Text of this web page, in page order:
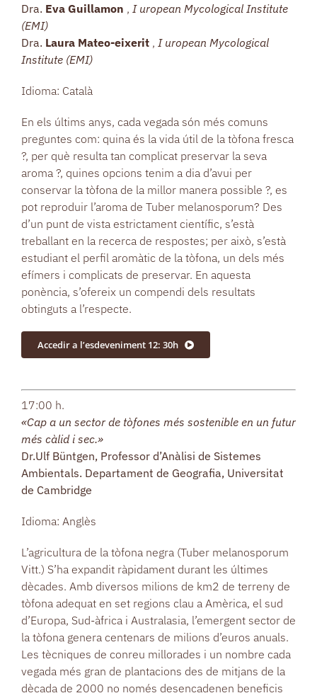
Dra. Eva Guillamon , Iuropean Mycological Institute
(EMI)
Dra. Laura Mateo-eixerit , Iuropean Mycological
Institute (EMI)
Idioma: Català
En els últims anys, cada vegada són més comuns
preguntes com: quina és la vida útil de la tòfona fresca
?, per què resulta tan complicat preservar la seva
aroma ?, quines opcions tenim a dia d’avui per
conservar la tòfona de la millor manera possible ?, es
pot reproduir l’aroma de Tuber melanosporum? Des
d’un punt de vista estrictament científic, s’està
treballant en la recerca de respostes; per això, s’està
estudiant el perfil aromàtic de la tòfona, un dels més
efímers i complicats de preservar. En aquesta
ponència, s’ofereix un compendi dels resultats
obtinguts a l’respecte.
Accedir a l’esdeveniment 12: 30h
17:00 h.
«Cap a un sector de tòfones més sostenible en un futur
més càlid i sec.»
Dr.Ulf Büntgen, Professor d’Anàlisi de Sistemes
Ambientals. Departament de Geografia, Universitat
de Cambridge
Idioma: Anglès
L’agricultura de la tòfona negra (Tuber melanosporum
Vitt.) S’ha expandit ràpidament durant les últimes
dècades. Amb diversos milions de km2 de terreny de
tòfona adequat en set regions clau a Amèrica, el sud
d’Europa, Sud-àfrica i Australasia, l’emergent sector de
la tòfona genera centenars de milions d’euros anuals.
Les tècniques de conreu millorades i un nombre cada
vegada més gran de plantacions des de mitjans de la
dècada de 2000 no només desencadenen beneficis